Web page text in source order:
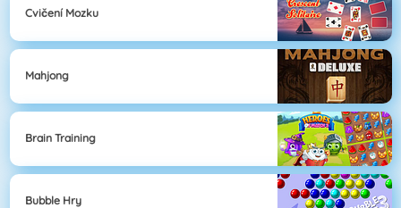
Cvičení Mozku
Mahjong
Brain Training
Bubble Hry